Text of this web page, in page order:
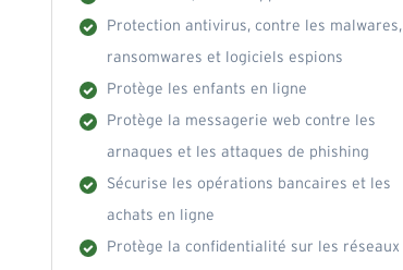
Protection antivirus, contre les malwares,
ransomwares et logiciels espions
Protège les enfants en ligne
Protège la messagerie web contre les
arnaques et les attaques de phishing
Sécurise les opérations bancaires et les
achats en ligne
Protège la confidentialité sur les réseaux